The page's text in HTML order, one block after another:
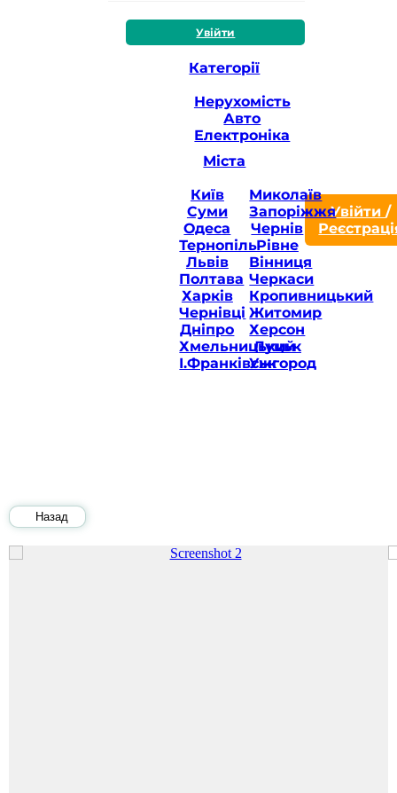
Увійти
Категорії
Нерухомість
Авто
Електроніка
Міста
Київ
Суми
Одеса
Тернопіль
Львів
Полтава
Харків
Чернівці
Дніпро
Хмельницький
І.Франківськ
Миколаїв
Запоріжжя
Чернів
Рівне
Вінниця
Черкаси
Кропивницький
Житомир
Херсон
Луцьк
Ужгород
Увійти/
Назад